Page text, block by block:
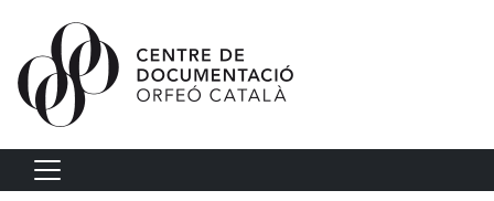
Vés al contingut
Navegació principal